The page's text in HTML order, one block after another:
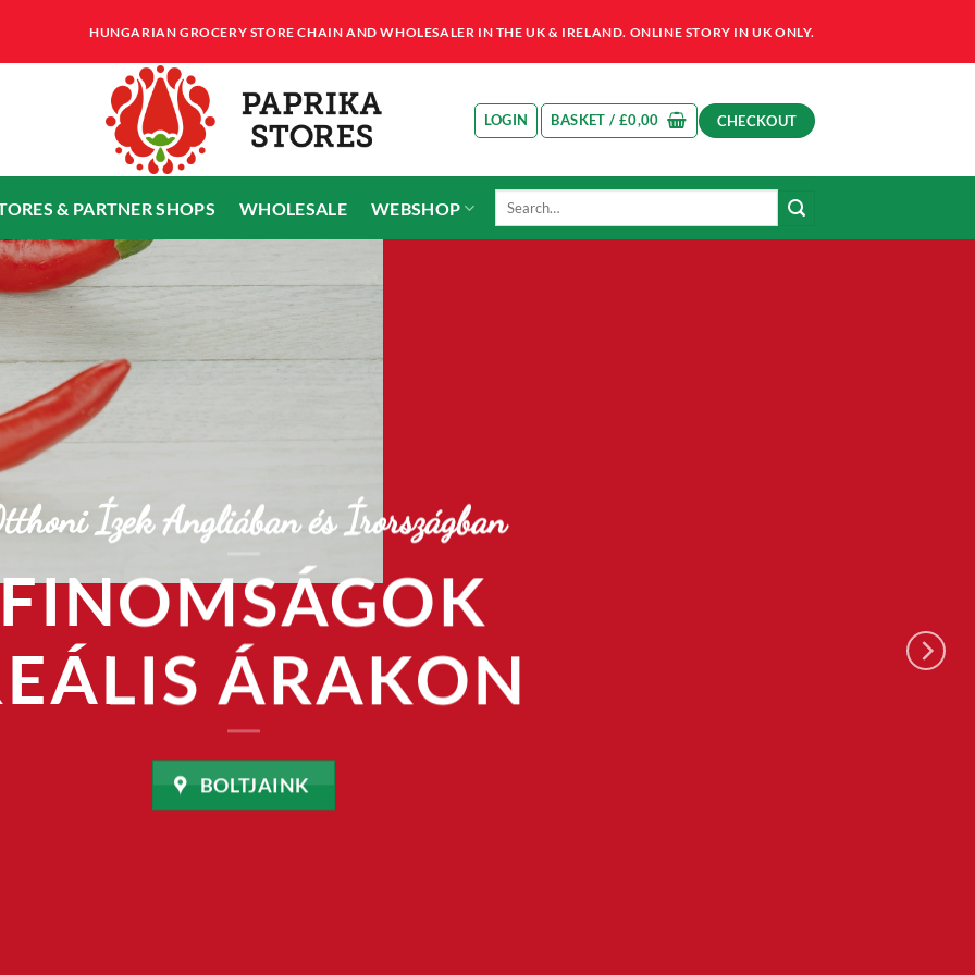
HUNGARIAN GROCERY STORE CHAIN AND WHOLESALER IN THE UK & IRELAND. ONLINE STORY IN UK ONLY.
LOGIN BASKET / £0,00 CHECKOUT
& PARTNER SHOPS WHOLESALE WEBSHOP
Search
Ízek Angliában és Írországban
FINOMSÁGOK
ÁRAKON
BOLTJAINK